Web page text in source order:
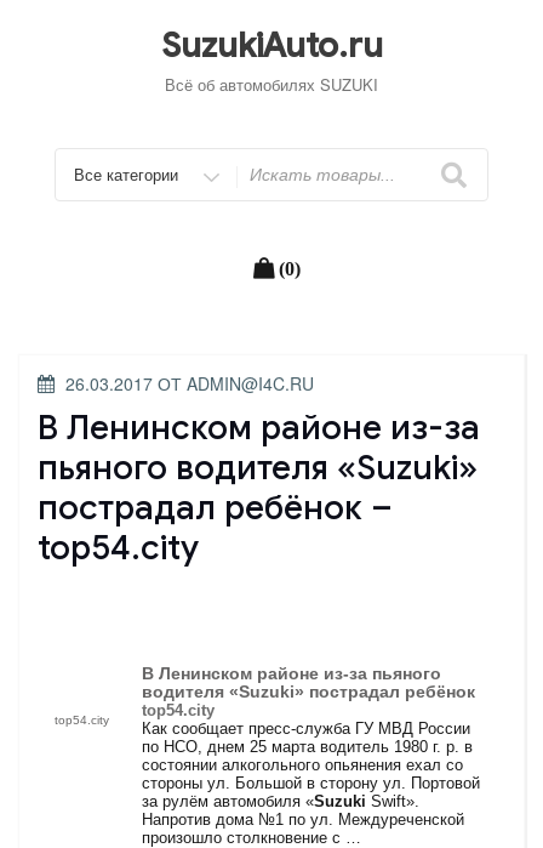
SuzukiAuto.ru
Всё об автомобилях SUZUKI
Искать
(0)
ОПУБЛИКОВАНО
26.03.2017 ОТ ADMIN@I4C.RU
В Ленинском районе из-за
пьяного водителя «Suzuki»
пострадал ребёнок –
top54.city
top54.city
В Ленинском районе из-за пьяного
водителя «Suzuki» пострадал ребёнок
top54.city
Как сообщает пресс-служба ГУ МВД России
по НСО, днем 25 марта водитель 1980 г. р. в
состоянии алкогольного опьянения ехал со
стороны ул. Большой в сторону ул. Портовой
за рулём автомобиля «Suzuki Swift».
Напротив дома №1 по ул. Междуреченской
произошло столкновение с …